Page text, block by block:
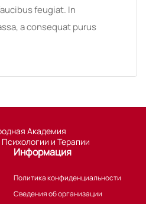
feugiat. In
a consequat purus
Академия
и Терапии
Информация
Политика конфиденциальности
Сведения об организации